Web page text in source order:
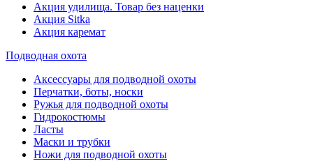
Акция удилища. Товар без наценки
Акция Sitka
Акция каремат
Подводная охота
Аксессуары для подводной охоты
Перчатки, боты, носки
Ружья для подводной охоты
Гидрокостюмы
Ласты
Маски и трубки
Ножи для подводной охоты